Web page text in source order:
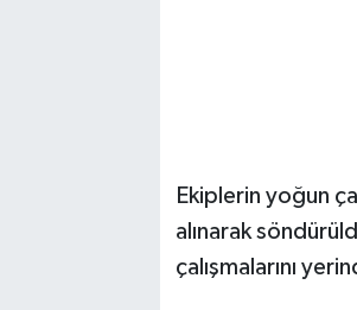
Ekiplerin yoğun
alınarak
çalışmalarını